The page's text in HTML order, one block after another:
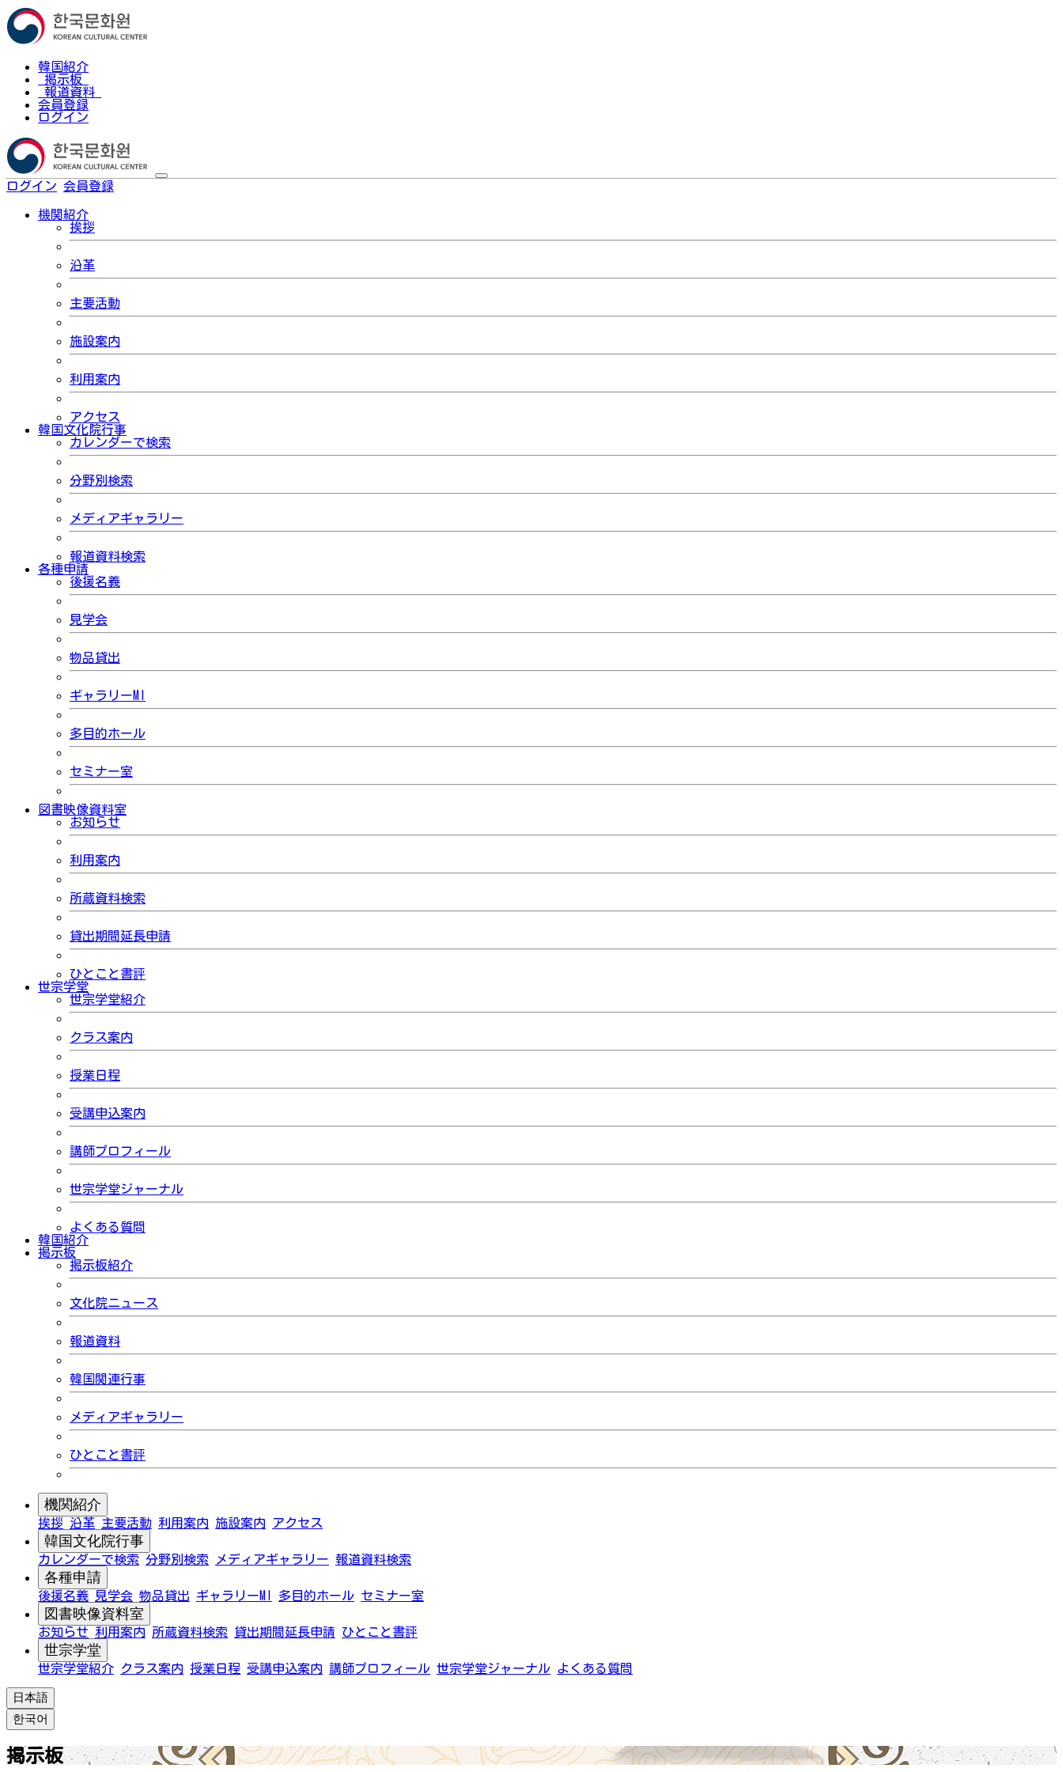
韓国紹介
掲示板
報道資料
会員登録
ログイン
ログイン 会員登録
機関紹介
挨拶
沿革
主要活動
施設案内
利用案内
アクセス
韓国文化院行事
カレンダーで検索
分野別検索
メディアギャラリー
報道資料検索
各種申請
後援名義
見学会
物品貸出
ギャラリーMI
多目的ホール
セミナー室
図書映像資料室
お知らせ
利用案内
所蔵資料検索
貸出期間延長申請
ひとこと書評
世宗学堂
世宗学堂紹介
クラス案内
授業日程
受講申込案内
講師プロフィール
世宗学堂ジャーナル
よくある質問
韓国紹介
掲示板
掲示板紹介
文化院ニュース
報道資料
韓国関連行事
メディアギャラリー
ひとこと書評
機関紹介
挨拶 沿革 主要活動 利用案内 施設案内 アクセス
韓国文化院行事
カレンダーで検索 分野別検索 メディアギャラリー 報道資料検索
各種申請
後援名義 見学会 物品貸出 ギャラリーMI 多目的ホール セミナー室
図書映像資料室
お知らせ 利用案内 所蔵資料検索 貸出期間延長申請 ひとこと書評
世宗学堂
世宗学堂紹介 クラス案内 授業日程 受講申込案内 講師プロフィール 世宗学堂ジャーナル よくある質問
日本語
한국어
掲示板